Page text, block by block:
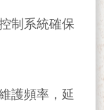
制系統確保
護頻率，延